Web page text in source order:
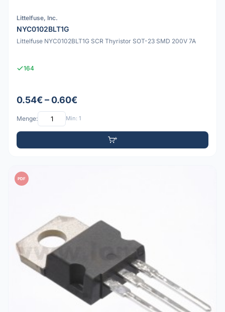
Littelfuse, Inc.
NYC0102BLT1G
Littelfuse NYC0102BLT1G SCR Thyristor SOT-23 SMD 200V 7A
164
0.54€ – 0.60€
Menge: Min: 1
PDF